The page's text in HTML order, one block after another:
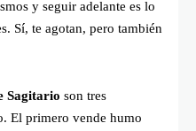
y seguir adelante es lo
Sí, te agotan, pero también
Sagitario son tres
El primero vende humo